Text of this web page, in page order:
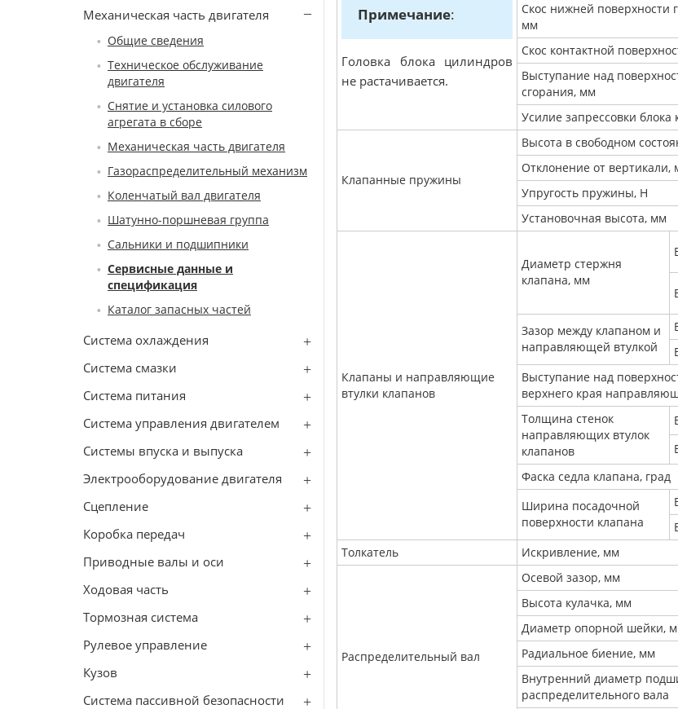
Механическая часть двигателя
Общие сведения
Техническое обслуживание
двигателя
Снятие и установка силового
агрегата в сборе
Механическая часть двигателя
Газораспределительный механизм
Коленчатый вал двигателя
Шатунно-поршневая группа
Сальники и подшипники
Сервисные данные и
спецификация
Каталог запасных частей
Система охлаждения
Система смазки
Система питания
Система управления двигателем
Системы впуска и выпуска
Электрооборудование двигателя
Сцепление
Коробка передач
Приводные валы и оси
Ходовая часть
Тормозная система
Рулевое управление
Кузов
Система пассивной безопасности
Примечание:
Головка блока цилиндров
не растачивается.
Скос нижней поверхности
мм
Скос контактной
Выступание над
сгорания, мм
Усилие запрессовки
Клапанные пружины
Высота в свободном
Отклонение от вертикали,
Упругость пружины, Н
Установочная высота, мм
Клапаны и направляющие
втулки клапанов
Диаметр стержня
клапана, мм
Зазор между клапаном и
направляющей втулкой
Выступание над
верхнего края
Толщина стенок
направляющих втулок
клапанов
Фаска седла клапана, град
Ширина посадочной
поверхности клапана
Толкатель
Искривление, мм
Распределительный вал
Осевой зазор, мм
Высота кулачка, мм
Диаметр опорной шейки,
Радиальное биение, мм
Внутренний диаметр
распределительного вала